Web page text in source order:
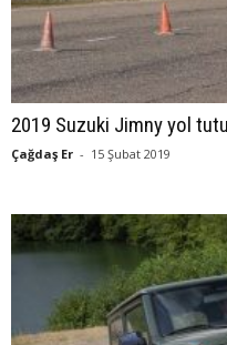
2019 Suzuki Jimny yol
Çağdaş Er - 15 Şubat 2019